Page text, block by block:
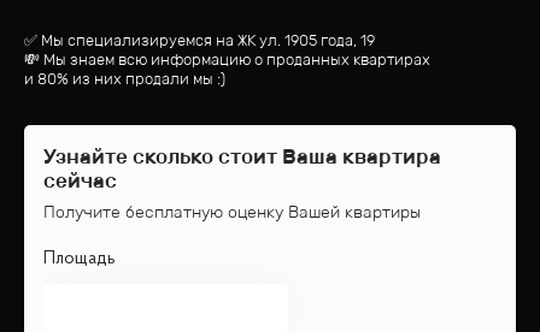
✅ Мы специализируемся на ЖКул. 1905 года, 19
💸 Мы знаем всю информацию о проданных квартирах
и 80% из них продали мы :)
Узнайте сколько стоит Ваша квартира
сейчас
Получите бесплатную оценку Вашей квартиры
Площадь